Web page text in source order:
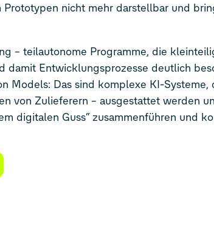
nicht mehr darstellbar und
– teilautonome Programme, die
Entwicklungsprozesse deutlich
Models: Das sind komplexe KI-Systeme,
von Zulieferern – ausgestattet werden
digitalen Guss“ zusammenführen und